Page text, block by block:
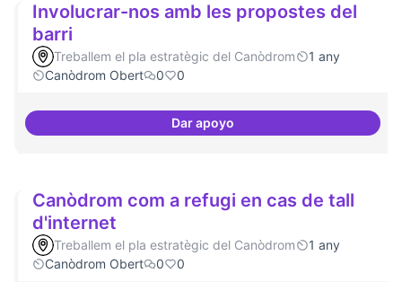
Involucrar-nos amb les propostes del
barri
Treballem el pla estratègic del Canòdrom
1 any
Canòdrom Obert
0 0
Dar apoyoInvolucrar-nos amb les
Canòdrom com a refugi en cas de tall
d'internet
Treballem el pla estratègic del Canòdrom
1 any
Canòdrom Obert
0 0